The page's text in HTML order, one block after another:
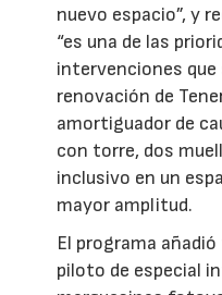
nuevo espacio”, y
“es una de las
intervenciones que
renovación de
amortiguador de
con torre, dos
inclusivo en un
mayor amplitud.
El programa
piloto de especial